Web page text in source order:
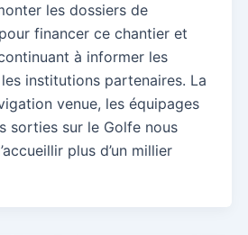
les dossiers de
financer ce chantier et
à informer les
institutions partenaires. La
venue, les équipages
sorties sur le Golfe nous
plus d’un millier